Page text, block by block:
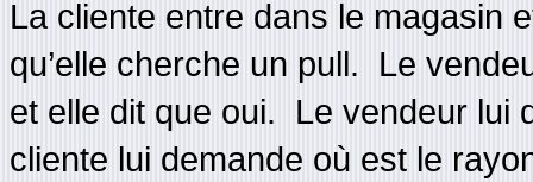
La cliente entre dans le magasin
qu’elle cherche un pull. Le
et elle dit que oui. Le vendeur lui
cliente lui demande où est le